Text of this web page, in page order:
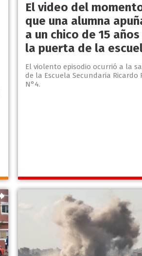
El video del
que una alumna
a un chico de 15 años
la puerta de la
El violento episodio ocurrió a la
de la Escuela Secundaria Ricardo
N°4.